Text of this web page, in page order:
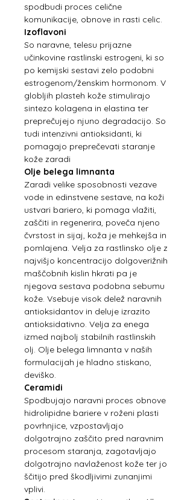
spodbudi proces celične
komunikacije, obnove in rasti celic.
Izoflavoni
So naravne, telesu prijazne
učinkovine rastlinski estrogeni, ki so
po kemijski sestavi zelo podobni
estrogenom/ženskim hormonom. V
globljih plasteh kože stimulirajo
sintezo kolagena in elastina ter
preprečujejo njuno degradacijo. So
tudi intenzivni antioksidanti, ki
pomagajo preprečevati staranje
kože zaradi
Olje belega limnanta
Zaradi velike sposobnosti vezave
vode in edinstvene sestave, na koži
ustvari bariero, ki pomaga vlažiti,
zaščiti in regenerira, poveča njeno
čvrstost in sijaj, koža je mehkejša in
pomlajena. Velja za rastlinsko olje z
najvišjo koncentracijo dolgoverižnih
maščobnih kislin hkrati pa je
njegova sestava podobna sebumu
kože. Vsebuje visok delež naravnih
antioksidantov in deluje izrazito
antioksidativno. Velja za enega
izmed najbolj stabilnih rastlinskih
olj. Olje belega limnanta v naših
formulacijah je hladno stiskano,
deviško.
Ceramidi
Spodbujajo naravni proces obnove
hidrolipidne bariere v roženi plasti
povrhnjice, vzpostavljajo
dolgotrajno zaščito pred naravnim
procesom staranja, zagotavljajo
dolgotrajno navlaženost kože ter jo
ščitijo pred škodljivimi zunanjimi
vplivi.